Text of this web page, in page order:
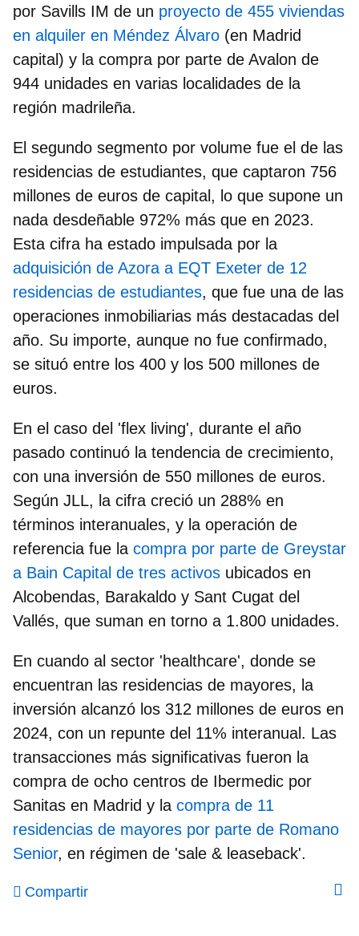
por Savills IM de un proyecto de 455 viviendas
en alquiler en Méndez Álvaro (en Madrid
capital) y la compra por parte de Avalon de
944 unidades en varias localidades de la
región madrileña.
El segundo segmento por volume fue el de las
residencias de estudiantes, que captaron 756
millones de euros de capital, lo que supone un
nada desdeñable 972% más que en 2023.
Esta cifra ha estado impulsada por la
adquisición de Azora a EQT Exeter de 12
residencias de estudiantes, que fue una de las
operaciones inmobiliarias más destacadas del
año. Su importe, aunque no fue confirmado,
se situó entre los 400 y los 500 millones de
euros.
En el caso del 'flex living', durante el año
pasado continuó la tendencia de crecimiento,
con una inversión de 550 millones de euros.
Según JLL, la cifra creció un 288% en
términos interanuales, y la operación de
referencia fue la compra por parte de Greystar
a Bain Capital de tres activos ubicados en
Alcobendas, Barakaldo y Sant Cugat del
Vallés, que suman en torno a 1.800 unidades.
En cuando al sector 'healthcare', donde se
encuentran las residencias de mayores, la
inversión alcanzó los 312 millones de euros en
2024, con un repunte del 11% interanual. Las
transacciones más significativas fueron la
compra de ocho centros de Ibermedic por
Sanitas en Madrid y la compra de 11
residencias de mayores por parte de Romano
Senior, en régimen de 'sale & leaseback'.
Compartir